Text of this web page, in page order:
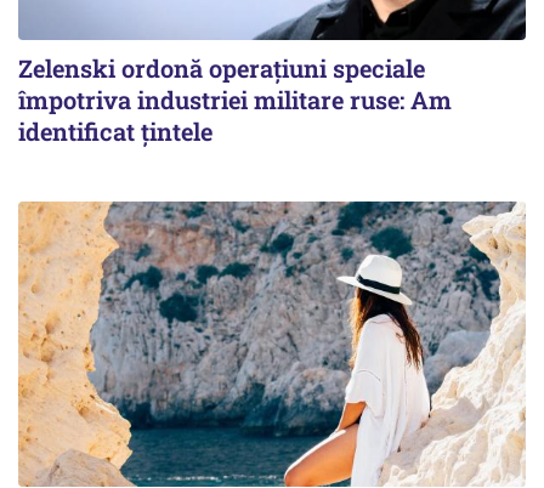
Zelenski ordonă operațiuni speciale
împotriva industriei militare ruse: Am
identificat țintele